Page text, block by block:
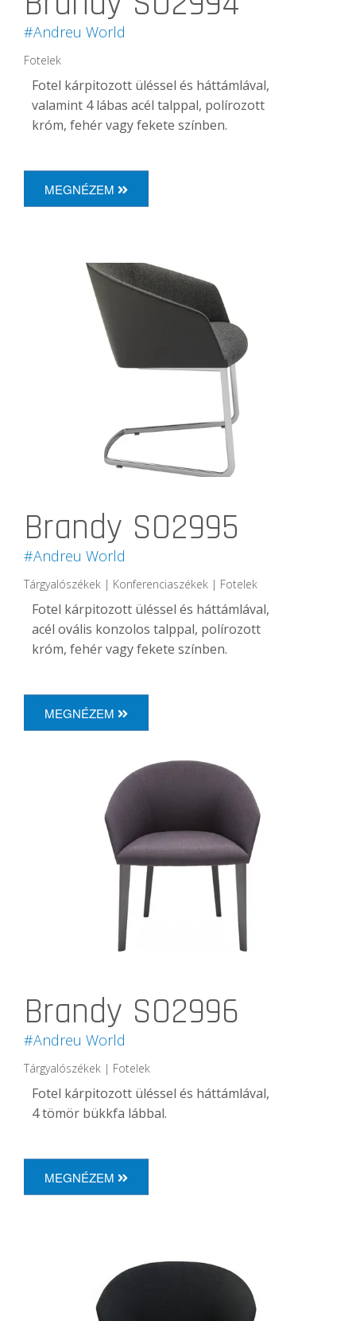
#Andreu World
Fotelek
Fotel kárpitozott üléssel és háttámlával,
valamint 4 lábas acél talppal, polírozott
króm, fehér vagy fekete színben.
MEGNÉZEM
Brandy SO2995
#Andreu World
Tárgyalószékek | Konferenciaszékek | Fotelek
Fotel kárpitozott üléssel és háttámlával,
acél ovális konzolos talppal, polírozott
króm, fehér vagy fekete színben.
MEGNÉZEM
Brandy SO2996
#Andreu World
Tárgyalószékek | Fotelek
Fotel kárpitozott üléssel és háttámlával,
4 tömör bükkfa lábbal.
MEGNÉZEM